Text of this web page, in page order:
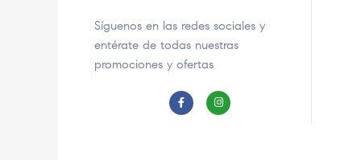
Síguenos en las redes sociales y
entérate de todas nuestras
promociones y ofertas